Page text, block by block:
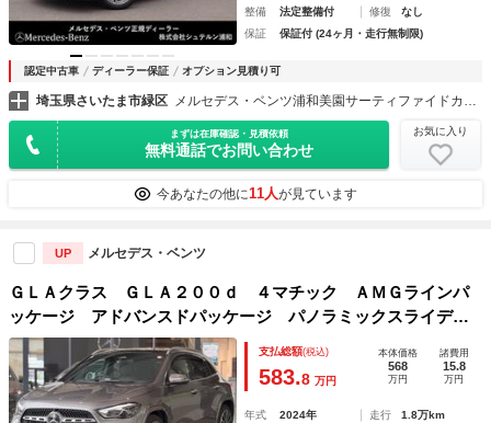
整備 法定整備付 修復
なし
保証
保証付 (24ヶ月・走行無制限)
認定中古車 ディーラー保証 オプション見積り可
埼玉県さいたま市緑区
まずは在庫確認・見積依頼
無料通話でお問い合わせ
お気に入り
今あなたの他に11人が見ています
UP メルセデス・ベンツ
ＧＬＡクラス ＧＬＡ２００ｄ ４マチック ＡＭＧラインパ
ッケージ アドバンスドパッケージ パノラミックスライディ
ングルーフ フットトランクオープナー ヘッドアップディス
プレイ アンビエントライト シートヒーター メモリー付き
パワーシート
支払総額(税込)
583.8 万円
本体価格
568
万円
諸費用
15.8
万円
年式 2024年 走行
1.8万km